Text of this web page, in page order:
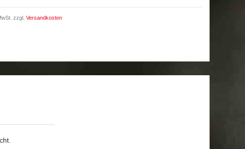
zzgl. Versandkosten